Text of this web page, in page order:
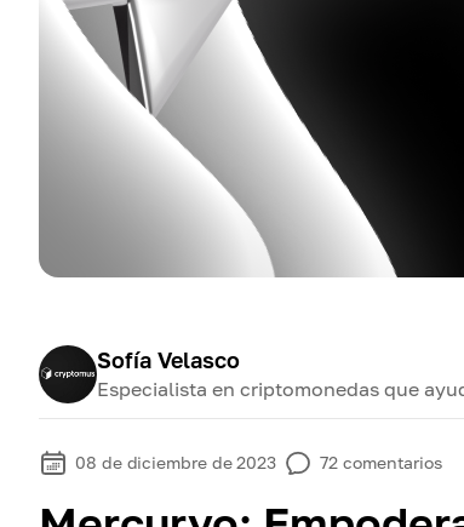
Sofía Velasco
Especialista en criptomonedas que
08 de diciembre de 2023 72 comentarios